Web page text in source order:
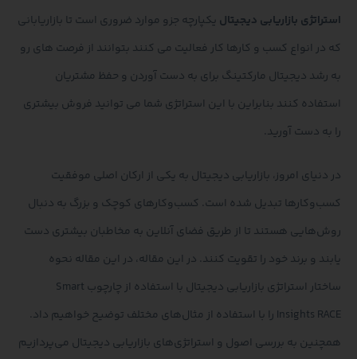
استراتژی بازاریابی دیجیتال یکپارچه جزو موارد ضروری است تا بازاریابانی
که در انواع کسب و کارها کار فعالیت می کنند بتوانند از فرصت های رو
به رشد دیجیتال مارکتینگ برای به دست آوردن و حفظ مشتریان
استفاده کنند بنابراین با این استراتژی شما می توانید فروش بیشتری
را به دست آورید.
در دنیای امروز، بازاریابی دیجیتال به یکی از ارکان اصلی موفقیت
کسب‌وکارها تبدیل شده است. کسب‌وکارهای کوچک و بزرگ به دنبال
روش‌هایی هستند تا از طریق فضای آنلاین به مخاطبان بیشتری دست
یابند و برند خود را تقویت کنند. در این مقاله، در این مقاله نحوه
ساختار استراتژی بازاریابی دیجیتال با استفاده از چارچوب Smart
Insights RACE را با استفاده از مثال‌های مختلف توضیح خواهیم داد.
همچنین به بررسی اصول و استراتژی‌های بازاریابی دیجیتال می‌پردازیم